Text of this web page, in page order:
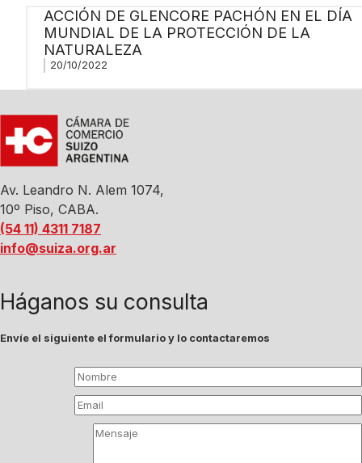
ACCIÓN DE GLENCORE PACHÓN EN EL DÍA
MUNDIAL DE LA PROTECCIÓN DE LA
NATURALEZA
20/10/2022
Av. Leandro N. Alem 1074,
10º Piso, CABA.
(54 11) 4311 7187
info@suiza.org.ar
Háganos su consulta
Envíe el siguiente el formulario y lo contactaremos